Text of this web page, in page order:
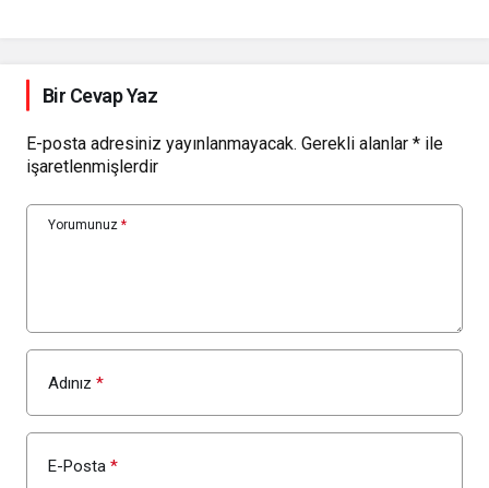
Bir Cevap Yaz
E-posta adresiniz yayınlanmayacak. Gerekli alanlar * ile
işaretlenmişlerdir
Yorumunuz *
Adınız *
E-Posta *